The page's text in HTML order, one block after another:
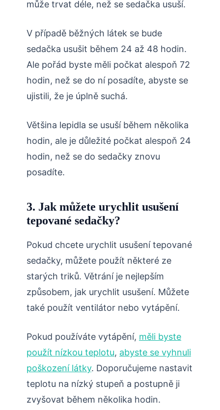
může trvat déle, než se sedačka usuší.
V případě běžných látek se bude
sedačka usušit během 24 až 48 hodin.
Ale pořád byste měli počkat alespoň 72
hodin, než se do ní posadíte, abyste se
ujistili, že je úplně suchá.
Většina lepidla se usuší během několika
hodin, ale je důležité počkat alespoň 24
hodin, než se do sedačky znovu
posadíte.
3. Jak můžete urychlit usušení
tepované sedačky?
Pokud chcete urychlit usušení tepované
sedačky, můžete použít některé ze
starých triků. Větrání je nejlepším
způsobem, jak urychlit usušení. Můžete
také použít ventilátor nebo vytápění.
Pokud používáte vytápění, měli byste
použít nízkou teplotu, abyste se vyhnuli
poškození látky. Doporučujeme nastavit
teplotu na nízký stupeň a postupně ji
zvyšovat během několika hodin.